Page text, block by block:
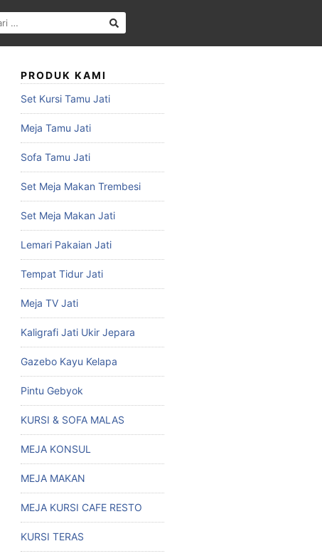
PRODUK KAMI
Set Kursi Tamu Jati
Meja Tamu Jati
Sofa Tamu Jati
Set Meja Makan Trembesi
Set Meja Makan Jati
Lemari Pakaian Jati
Tempat Tidur Jati
Meja TV Jati
Kaligrafi Jati Ukir Jepara
Gazebo Kayu Kelapa
Pintu Gebyok
KURSI & SOFA MALAS
MEJA KONSUL
MEJA MAKAN
MEJA KURSI CAFE RESTO
KURSI TERAS